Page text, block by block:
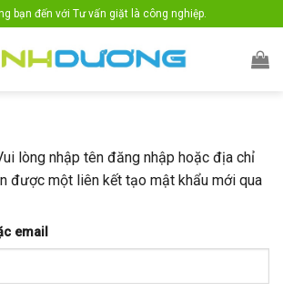
bạn đến với Tư vấn giặt là công nghiệp.
lòng nhập tên đăng nhập hoặc địa chỉ
được một liên kết tạo mật khẩu mới qua
email